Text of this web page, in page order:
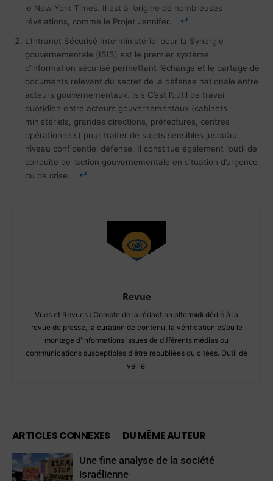
le New York Times. Il est à l’origine de nombreuses
révélations, comme le Projet Jennifer.
L’Intranet Sécurisé Interministériel pour la Synergie
gouvernementale (ISIS) est le premier système
d’information sécurisé permettant l’échange et le partage de
documents relevant du secret de la défense nationale entre
acteurs gouvernementaux. Isis C’est l’outil de travail
quotidien entre acteurs gouvernementaux (cabinets
ministériels, grandes directions, préfectures, centres
opérationnels) pour traiter de sujets sensibles jusqu’au
niveau confidentiel défense. Il constitue également l’outil de
conduite de l’action gouvernementale en situation d’urgence
ou de crise.
Revue
Vues et Revues : Compte de la rédaction altermidi dédié à la
revue de presse, la curation de contenu, la vérification et/ou le
montage d'informations issues de différents médias ou
communications susceptibles d'être republiées ou citées. Outil de
veille.
ARTICLES CONNEXES DU MÊME AUTEUR
Une fine analyse de la société
israélienne